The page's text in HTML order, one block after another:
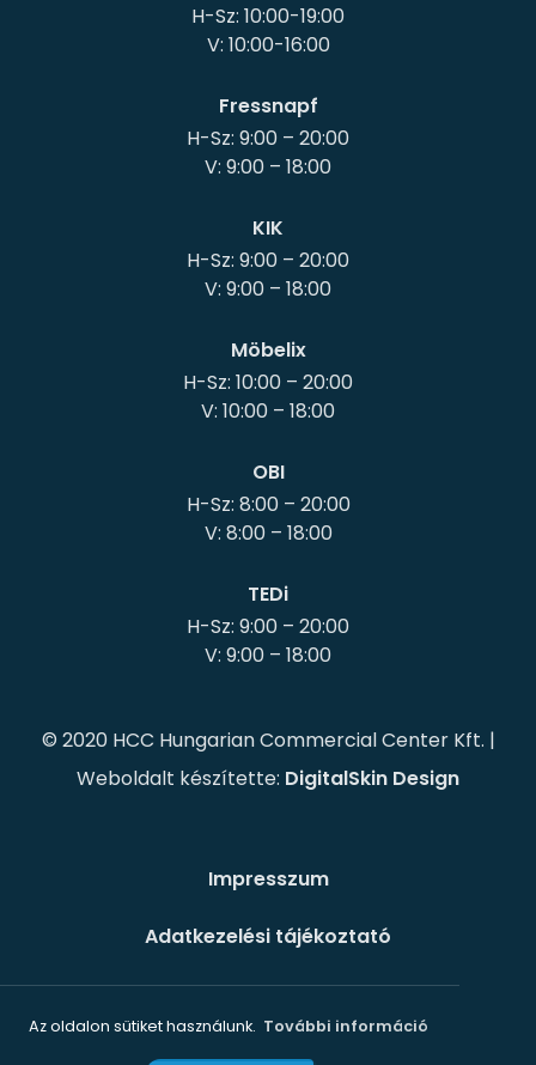
Az oldalon sütiket használunk. További információ
H-Sz: 10:00-19:00
V: 10:00-16:00
Fressnapf
H-Sz: 9:00 – 20:00
KIK
H-Sz: 9:00 – 20:00
Möbelix
H-Sz: 10:00 – 20:00
OBI
H-Sz: 8:00 – 20:00
V: 8:00 – 18:00
TEDi
H-Sz: 9:00 – 20:00
© 2020 HCC Hungarian Commercial Center Kft. |
Weboldalt készítette: DigitalSkin Design
Impresszum
Adatkezelési tájékoztató
Süti szabályzat